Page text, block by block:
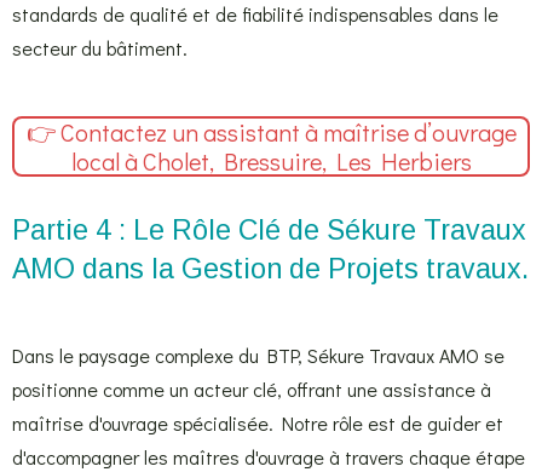
standards de qualité et de fiabilité indispensables dans le
secteur du bâtiment.
👉 Contactez un assistant à maîtrise d’ouvrage
local à Cholet, Bressuire, Les Herbiers
Partie 4 : Le Rôle Clé de Sékure Travaux
AMO dans la Gestion de Projets travaux.
Dans le paysage complexe du BTP, Sékure Travaux AMO se
positionne comme un acteur clé, offrant une assistance à
maîtrise d'ouvrage spécialisée. Notre rôle est de guider et
d'accompagner les maîtres d'ouvrage à travers chaque étape